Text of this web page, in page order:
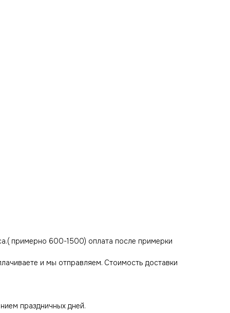
примерно 600-1500) оплата после примерки
и мы отправляем. Стоимость доставки
праздничных дней.